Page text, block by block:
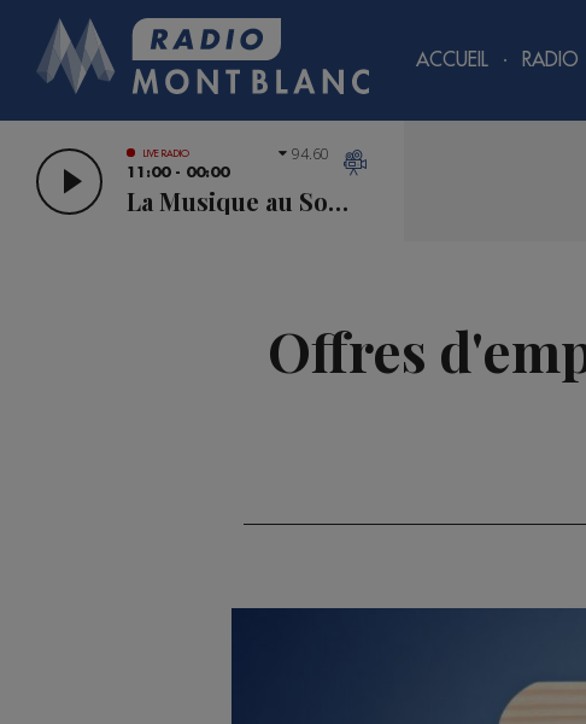
ACCUEIL RADIO
LIVE RADIO
11:00 - 00:00
La Musique au Sommet
94.60
Offres